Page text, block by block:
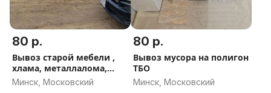
80 р.
Вывоз старой мебели ,
хлама, металлалома,
деревастрой мусора
Минск, Московский
80 р.
Вывоз мусора на полигон
ТБО
Минск, Московский